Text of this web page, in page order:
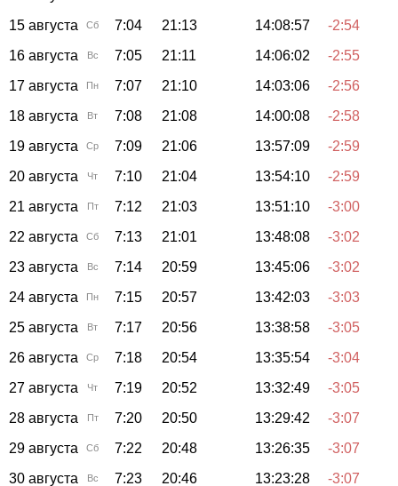
15 августа
Сб 7:04 21:13 14:08:57
-2:54
16 августа
Вс 7:05 21:11 14:06:02
-2:55
17 августа
Пн 7:07 21:10 14:03:06
-2:56
18 августа
Вт 7:08 21:08 14:00:08
-2:58
19 августа
Ср 7:09 21:06 13:57:09
-2:59
20 августа
Чт 7:10 21:04 13:54:10
-2:59
21 августа
Пт 7:12 21:03 13:51:10
-3:00
22 августа
Сб 7:13 21:01 13:48:08
-3:02
23 августа
Вс 7:14 20:59 13:45:06
-3:02
24 августа
Пн 7:15 20:57 13:42:03
-3:03
25 августа
Вт 7:17 20:56 13:38:58
-3:05
26 августа
Ср 7:18 20:54 13:35:54
-3:04
27 августа
Чт 7:19 20:52 13:32:49
-3:05
28 августа
Пт 7:20 20:50 13:29:42
-3:07
29 августа
Сб 7:22 20:48 13:26:35
-3:07
30 августа
Вс 7:23 20:46 13:23:28 -3:07